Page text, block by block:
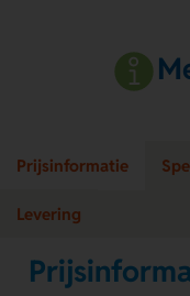
Prijsinformatie
Levering